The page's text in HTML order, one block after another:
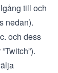
till och
nedan).
och dess